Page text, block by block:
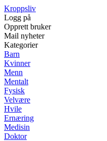
Kroppsliv
Logg på
Opprett bruker
Mail nyheter
Kategorier
Barn
Kvinner
Menn
Mentalt
Fysisk
Velvære
Hvile
Ernæring
Medisin
Doktor